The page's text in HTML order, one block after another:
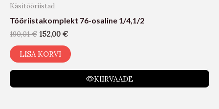
Käsitööriistad
Tööriistakomplekt 76-osaline 1/4,1/2
190,01€ 152,00 €
LISA KORVI
KIIRVAADE